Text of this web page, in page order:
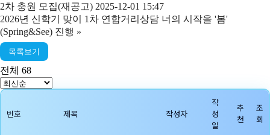
2차 충원 모집(재공고) 2025-12-01 15:47
2026년 신학기 맞이 1차 연합거리상담 너의 시작을 '봄'
(Spring&See) 진행 »
목록보기
전체 68
번호 제목 작성자
작
성
일
추
천
조
회